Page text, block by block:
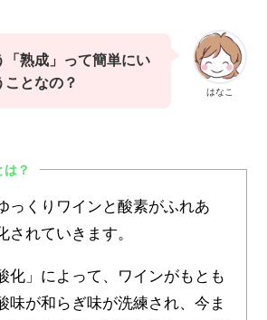
はなこ
「熟成」って簡単にい
ことなの？
は？
っくりワインと酸素がふれあ
されていきます。
化」によって、ワインがもとも
味が和らぎ味が洗練され、今ま